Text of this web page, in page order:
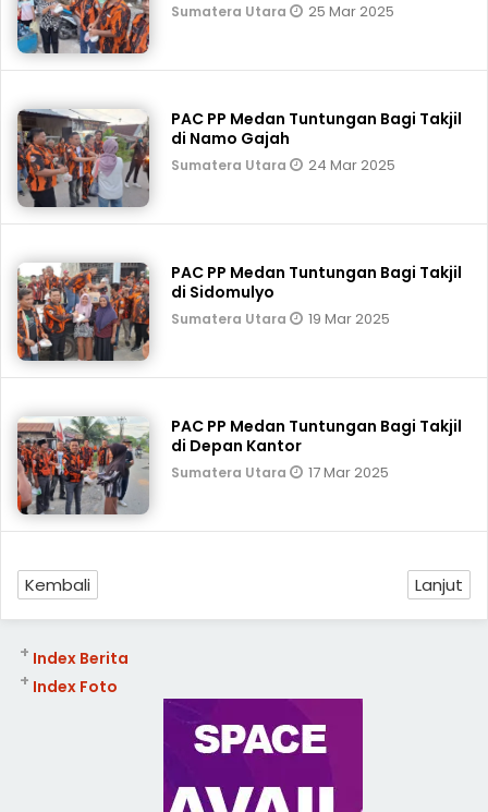
Sumatera Utara 25 Mar 2025
PAC PP Medan Tuntungan Bagi Takjil
di Namo Gajah
Sumatera Utara 24 Mar 2025
PAC PP Medan Tuntungan Bagi Takjil
di Sidomulyo
Sumatera Utara 19 Mar 2025
PAC PP Medan Tuntungan Bagi Takjil
di Depan Kantor
Sumatera Utara 17 Mar 2025
Kembali Lanjut
Index Berita
+
Index Foto
+